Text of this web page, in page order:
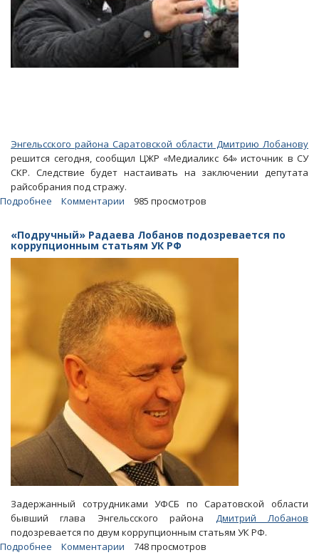
Энгельсского района Саратовской области Дмитрию Лобанову
решится сегодня, сообщил ЦЖР «Медиаликс 64» источник в СУ
СКР. Следствие будет настаивать на заключении депутата
райсобрания под стражу.
Подробнее
Радаева
Лобанову
вменяют
крупной
взятки
Комментарии 985 просмотров
«Подручный» Радаева Лобанов подозревается по
коррупционным статьям УК РФ
Задержанный сотрудниками УФСБ по Саратовской области
бывший глава Энгельсского района Дмитрий Лобанов
подозревается по двум коррупционным статьям УК РФ.
Подробнее
Комментарии 748 просмотров